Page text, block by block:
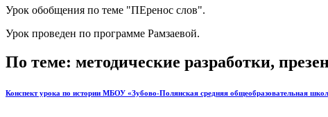
Урок обобщения по теме "ПЕренос слов".
Урок проведен по программе Рамзаевой.
По теме: методические разработки,
Конспект урока по истории МБОУ «Зубово-Полянская средняя общеобразовательная